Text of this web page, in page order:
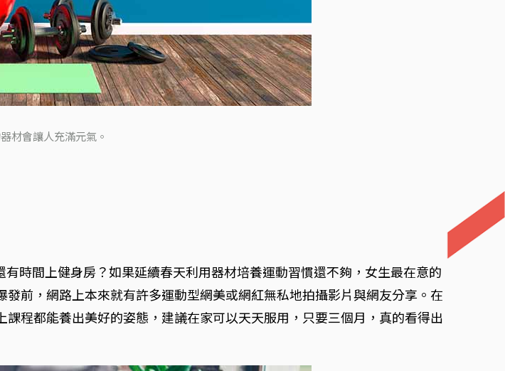
材會讓人充滿元氣。
時間上健身房？如果延續春天利用器材培養運動習慣還不夠，女生最在意的
前，網路上本來就有許多運動型網美或網紅無私地拍攝影片與網友分享。在
程都能養出美好的姿態，建議在家可以天天服用，只要三個月，真的看得出